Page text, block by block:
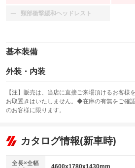
頸部衝撃緩和ヘッドレスト
：装備なし
基本装備
エアバッグ：運転席/助手席/サイド
：装備あり
：装備なし
サンルーフ
：装備なし
リフトアップ
：装備なし
：装備なし
外装・内装
カーナビ：メモリーナビ他
：装備あり
TV：フルセグ
：装備あり
ビジュアル
：装備なし
：装備あり
【注】販売は、当店に直接ご来場頂けるお客
お取置きはいたしません。◆在庫の有無をご確
のお客様に限ります。
カタログ情報(新車時)
全長×全幅
4600x1780x1430mm